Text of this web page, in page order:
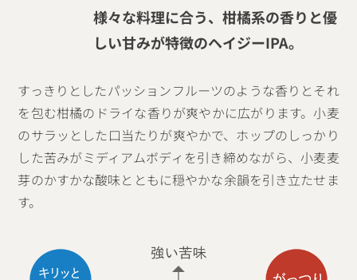
様々な料理に合う、柑橘系の香りと優
しい甘みが特徴のヘイジーIPA。
すっきりとしたパッションフルーツのような香りとそれ
を包む柑橘のドライな香りが爽やかに広がります。小麦
のサラッとした口当たりが爽やかで、ホップのしっかり
した苦みがミディアムボディを引き締めながら、小麦麦
芽のかすかな酸味とともに穏やかな余韻を引き立たせま
す。